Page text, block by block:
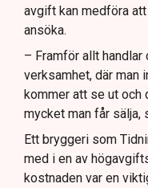
avgift kan medföra
ansöka.
– Framför allt
verksamhet, där man
kommer att se ut och
mycket man får sälja,
Ett bryggeri som
med i en av
kostnaden var en